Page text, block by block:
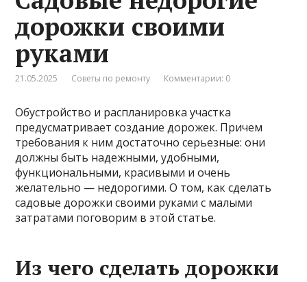
дорожки своими
руками
21.05.2025 Советы по ремонту Комментарии: 0
Обустройство и распланировка участка
предусматривает создание дорожек. Причем
требования к ним достаточно серьезные: они
должны быть надежными, удобными,
функциональными, красивыми и очень
желательно — недорогими. О том, как сделать
садовые дорожки своими руками с малыми
затратами поговорим в этой статье.
Из чего сделать дорожки